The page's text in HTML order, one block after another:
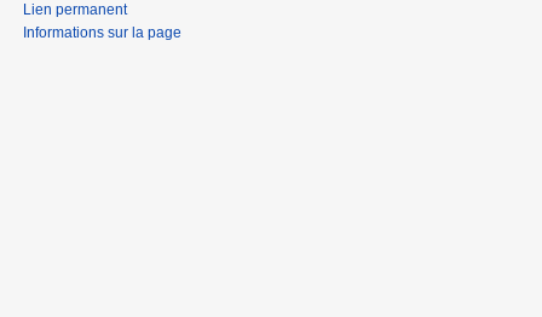
Lien permanent
Informations sur la page